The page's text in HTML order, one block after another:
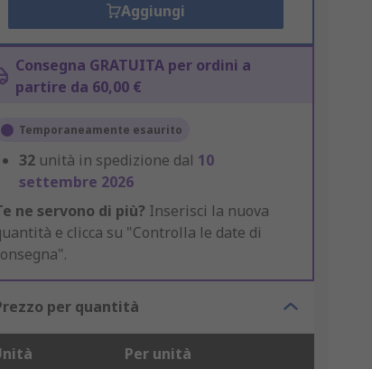
Aggiungi
Consegna GRATUITA per ordini a
partire da 60,00 €
Temporaneamente esaurito
32 unità in spedizione dal 10
settembre 2026
ne servono di più? Inserisci la nuova
e clicca su "Controlla le date di
per quantità
Per unità